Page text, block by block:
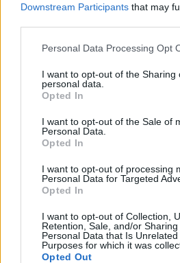
Downstream Participants that may
Please note that this website/app
not limited to your visit or usage
grant or deny consent to Google
use your data for below specified
consent section.
Personal Data Processing Opt
I want to opt-out of the Sharing
personal data.
Opted In
I want to opt-out of the Sale of
Personal Data.
Opted In
I want to opt-out of processing
Personal Data for Targeted
Opted In
I want to opt-out of Collection,
Retention, Sale, and/or
Personal Data that Is
Purposes for which it was
Opted Out
E-mail cím
Feliratkozom a hírlevélre és
szabályzatot!
LEGFRISSEBB